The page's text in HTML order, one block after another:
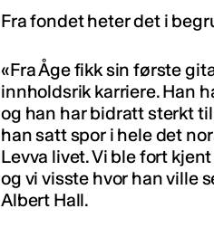
Fra fondet heter det i
«Fra Åge fikk sin første
innholdsrik karriere. Han
og han har bidratt sterkt
han satt spor i hele det
Levva livet. Vi ble fort
og vi visste hvor han ville
Albert Hall.